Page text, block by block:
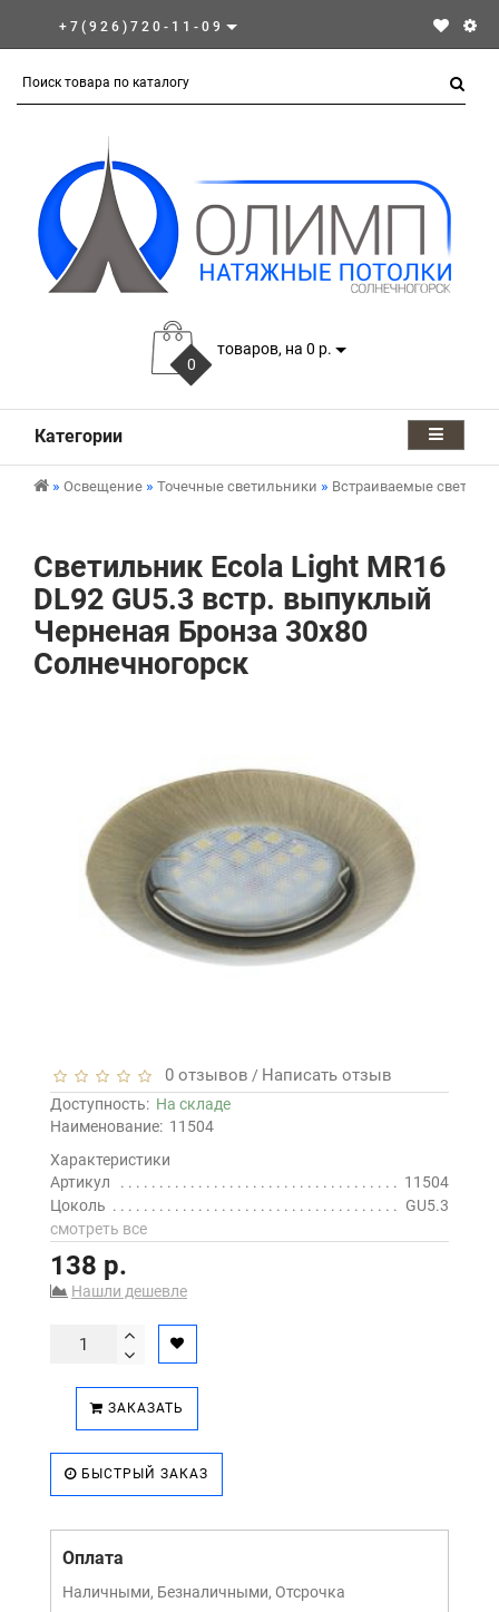
+7(926)720-11-09
0
товаров, на 0 р.
Категории
Освещение Точечные светильники Встраиваемые
Светильник Ecola Light MR16
DL92 GU5.3 встр. выпуклый
Черненая Бронза 30x80
Солнечногорск
0 отзывов / Написать отзыв
Доступность: На складе
Наименование: 11504
Характеристики
Артикул
11504
Цоколь
GU5.3
смотреть все
138 р.
Нашли дешевле
ЗАКАЗАТЬ
БЫСТРЫЙ ЗАКАЗ
Оплата
Наличными, Безналичными, Отсрочка